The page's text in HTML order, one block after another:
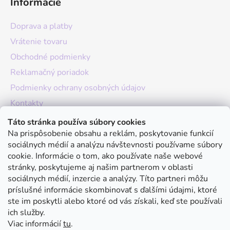
Táto stránka používa súbory cookies
Na prispôsobenie obsahu a reklám, poskytovanie funkcií
sociálnych médií a analýzu návštevnosti používame súbory
cookie. Informácie o tom, ako používate naše webové
stránky, poskytujeme aj našim partnerom v oblasti
sociálnych médií, inzercie a analýzy. Títo partneri môžu
príslušné informácie skombinovať s ďalšími údajmi, ktoré
ste im poskytli alebo ktoré od vás získali, keď ste používali
ich služby.
Viac informáciítu.
Doprava a platby
Vrátenie tovaru
Obchodné podmienky
Reklamačný poriadok
Podmienky ochrany osobných údajov
Kontakty
O nás
Hodnotenie obchodu
Moja objednávka
Instagram